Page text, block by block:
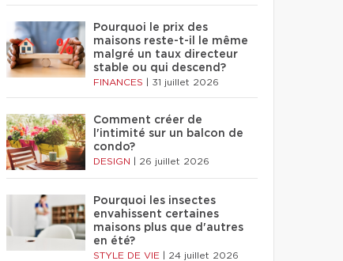
Pourquoi le prix des
maisons reste-t-il le même
malgré un taux directeur
stable ou qui descend?
FINANCES 31 juillet 2026
Comment créer de
l'intimité sur un balcon de
condo?
DESIGN 26 juillet 2026
Pourquoi les insectes
envahissent certaines
maisons plus que d'autres
en été?
STYLE DE VIE 24 juillet 2026